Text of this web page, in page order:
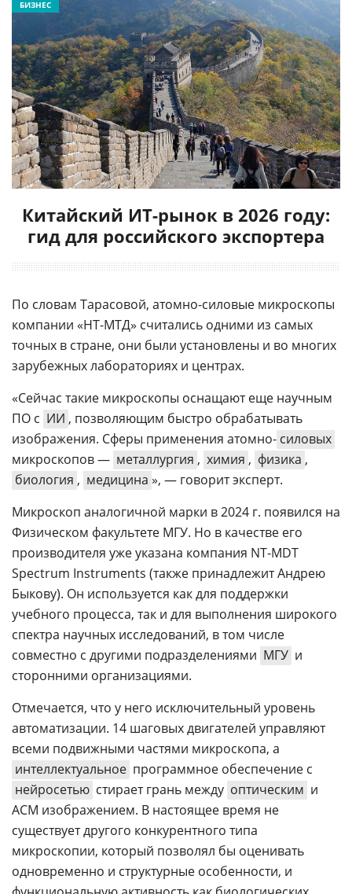
Китайский ИТ-рынок в 2026 году:
гид для российского экспортера
БИЗНЕС
По словам Тарасовой, атомно-силовые микроскопы
компании «НТ-МТД» считались одними из самых
точных в стране, они были установлены и во многих
зарубежных лабораториях и центрах.
«Сейчас такие микроскопы оснащают еще научным
ПО с ИИ , позволяющим быстро обрабатывать
изображения. Сферы применения атомно- силовых
микроскопов — металлургия , химия , физика ,
биология , медицина », — говорит эксперт.
Микроскоп аналогичной марки в 2024 г. появился на
Физическом факультете МГУ. Но в качестве его
производителя уже указана компания NT-MDT
Spectrum Instruments (также принадлежит Андрею
Быкову). Он используется как для поддержки
учебного процесса, так и для выполнения широкого
спектра научных исследований, в том числе
совместно с другими подразделениями МГУ и
сторонними организациями.
Отмечается, что у него исключительный уровень
автоматизации. 14 шаговых двигателей управляют
всеми подвижными частями микроскопа, а
интеллектуальное программное обеспечение с
нейросетью стирает грань между оптическим и
АСМ изображением. В настоящее время не
существует другого конкурентного типа
микроскопии, который позволял бы оценивать
одновременно и структурные особенности, и